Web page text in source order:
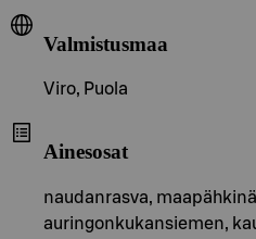
Valmistusmaa
Viro, Puola
Ainesosat
naudanrasva,
auringonkukansiemen,